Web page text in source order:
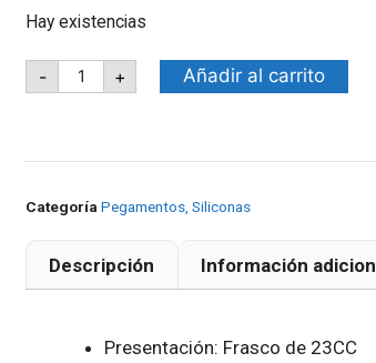
Hay existencias
- + Añadir al carrito
Categoría Pegamentos, Siliconas
Descripción Información
Presentación: Frasco de 23CC